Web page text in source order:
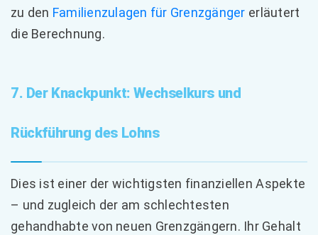
zu den Familienzulagen für Grenzgänger erläutert
die Berechnung.
7. Der Knackpunkt: Wechselkurs und
Rückführung des Lohns
Dies ist einer der wichtigsten finanziellen Aspekte
– und zugleich der am schlechtesten
gehandhabte von neuen Grenzgängern. Ihr Gehalt